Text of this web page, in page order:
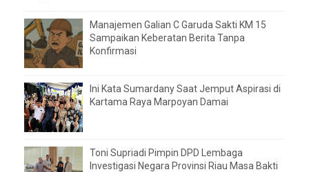
Manajemen Galian C Garuda Sakti KM 15
Sampaikan Keberatan Berita Tanpa
Konfirmasi
Ini Kata Sumardany Saat Jemput Aspirasi di
Kartama Raya Marpoyan Damai
Toni Supriadi Pimpin DPD Lembaga
Investigasi Negara Provinsi Riau Masa Bakti